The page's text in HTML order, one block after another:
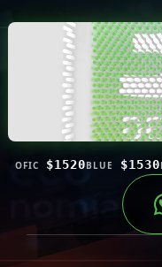
OFIC $1520BLUE $1530